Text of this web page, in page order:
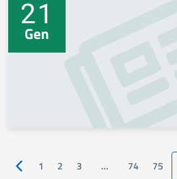
21
Gen
Pagina precedente
1 2 3 … 74 75